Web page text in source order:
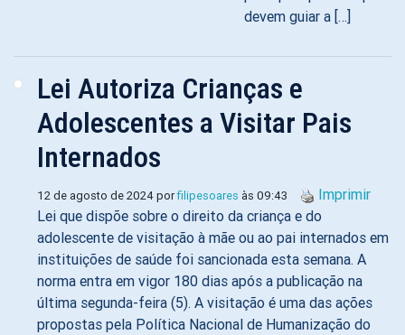
devem guiar a […]
Lei Autoriza Crianças e
Adolescentes a Visitar Pais
Internados
12 de agosto de 2024 porfilipesoares às 09:43
Imprimir
Lei que dispõe sobre o direito da criança e do
adolescente de visitação à mãe ou ao pai internados em
instituições de saúde foi sancionada esta semana. A
norma entra em vigor 180 dias após a publicação na
última segunda-feira (5). A visitação é uma das ações
propostas pela Política Nacional de Humanização do